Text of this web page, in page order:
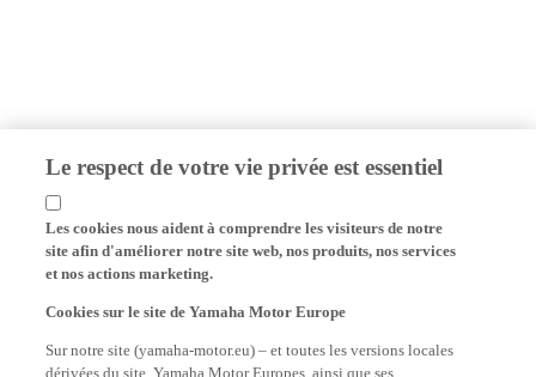
Le respect de votre vie privée est essentiel
Les cookies nous aident à comprendre les visiteurs de notre
site afin d'améliorer notre site web, nos produits, nos services
et nos actions marketing.
Cookies sur le site de Yamaha Motor Europe
Sur notre site (yamaha-motor.eu) – et toutes les versions locales
dérivées du site, Yamaha Motor Europes, ainsi que ses